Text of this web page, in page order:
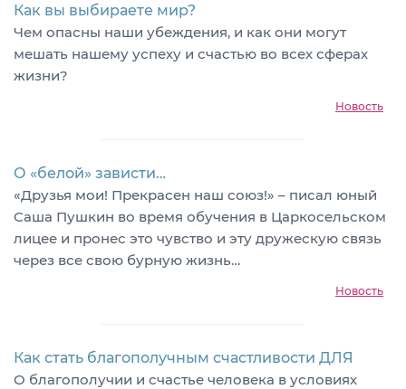
Как вы выбираете мир?
Чем опасны наши убеждения, и как они могут
мешать нашему успеху и счастью во всех сферах
жизни?
Новость
О «белой» зависти…
«Друзья мои! Прекрасен наш союз!» – писал юный
Саша Пушкин во время обучения в Царкосельском
лицее и пронес это чувство и эту дружескую связь
через все свою бурную жизнь…
Новость
Как стать благополучным счастливости ДЛЯ
О благополучии и счастье человека в условиях